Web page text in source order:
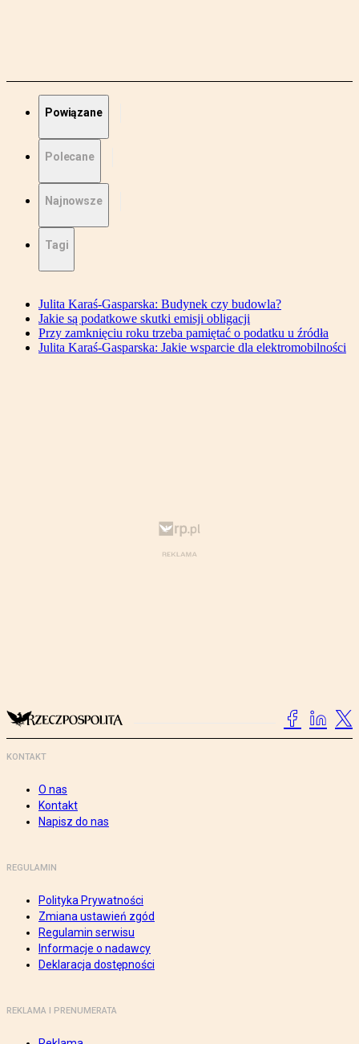
Powiązane
Polecane
Najnowsze
Tagi
Julita Karaś-Gasparska: Budynek czy budowla?
Jakie są podatkowe skutki emisji obligacji
Przy zamknięciu roku trzeba pamiętać o podatku u źródła
Julita Karaś-Gasparska: Jakie wsparcie dla elektromobilności
KONTAKT
O nas
Kontakt
Napisz do nas
REGULAMIN
Polityka Prywatności
Zmiana ustawień zgód
Regulamin serwisu
Informacje o nadawcy
Deklaracja dostępności
REKLAMA I PRENUMERATA